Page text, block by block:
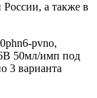
а также в
pvno,
50мл/имп под
3 варианта